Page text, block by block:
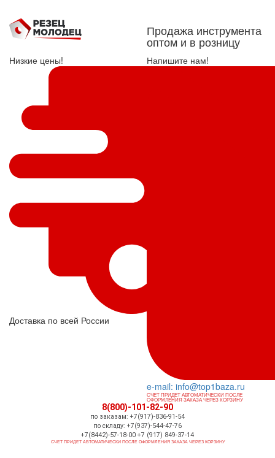
Продажа инструмента
оптом и в розницу
Низкие цены!
Доставка по всей России
Напишите нам!
e-mail: info@top1baza.ru
СЧЕТ ПРИДЕТ АВТОМАТИЧЕСКИ ПОСЛЕ
ОФОРМЛЕНИЯ ЗАКАЗА ЧЕРЕЗ КОРЗИНУ
8(800)-101-82-90
по заказам: +7(917)-836-91-54
по складу: +7(937)-544-47-76
+7(8442)-57-18-00 +7 (917) 849-37-14
СЧЕТ ПРИДЕТ АВТОМАТИЧЕСКИ ПОСЛЕ ОФОРМЛЕНИЯ ЗАКАЗА ЧЕРЕЗ КОРЗИНУ